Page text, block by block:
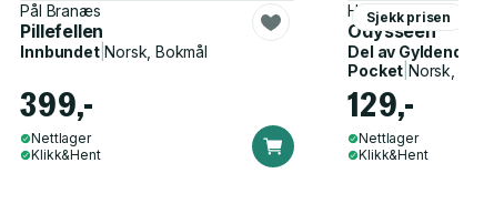
Pål Branæs
Pillefellen
Innbundet|Norsk, Bokmål
399,-
Nettlager
Klikk&Hent
Sjekk prisen
Homer, John
Odysseen
Del av Gyldendal
Pocket |Norsk,
129,-
Nettlager
Klikk&Hent